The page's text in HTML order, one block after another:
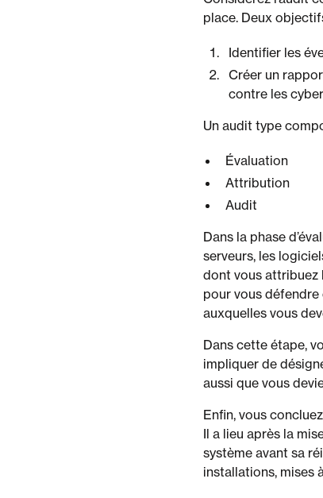
place. Deux
Identifier les
Créer un
contre les
Un audit type
Évaluation
Attribution
Audit
Dans la phase
serveurs, les
dont vous attribuez
pour vous
auxquelles vous
Dans cette étape,
impliquer de
aussi que vous
Enfin, vous
Il a lieu après la
système avant sa
installations, mises